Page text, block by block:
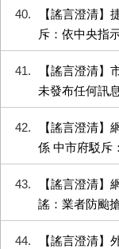
40
【謠言澄清】
斥：依中央指
41
【謠言澄清
未發布任何訊
42
【謠言澄清】
係 中市府駁斥
43
【謠言澄清】
謠：業者防颱
44
【謠言澄清】